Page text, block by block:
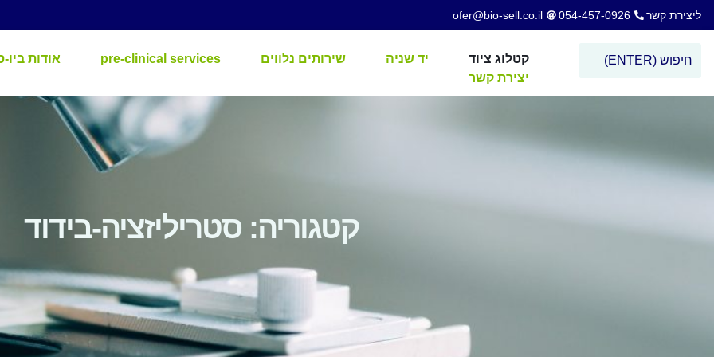
ליצירת קשר 054-457-0926
ofer@bio-sell.co.il
קטלוג ציוד יד שניה שירותים נלווים pre-clinical services
אודות
יצירת קשר
קטגוריה: סטריליזציה-בידוד